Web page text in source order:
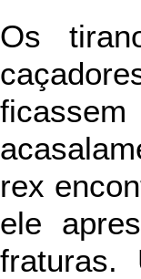
Os
rex
ele
fraturas.